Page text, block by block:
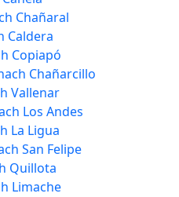
Chañaral
Caldera
Copiapó
Chañarcillo
Vallenar
Los Andes
La Ligua
San Felipe
Quillota
Limache